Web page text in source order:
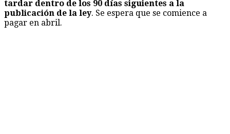
tardar dentro de los 90 días siguientes a la
publicación de la ley. Se espera que se comience a
pagar en abril.